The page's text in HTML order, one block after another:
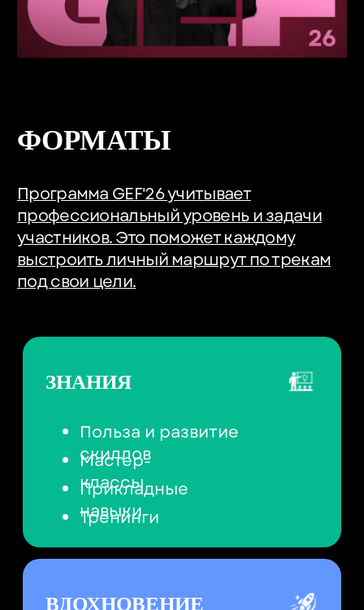
МАЙС
ФЕСТИВАЛИ
ЧАСТНЫЕ СОБЫТИЯ
подход и свой контент.
прошлого года лидеров ивент-